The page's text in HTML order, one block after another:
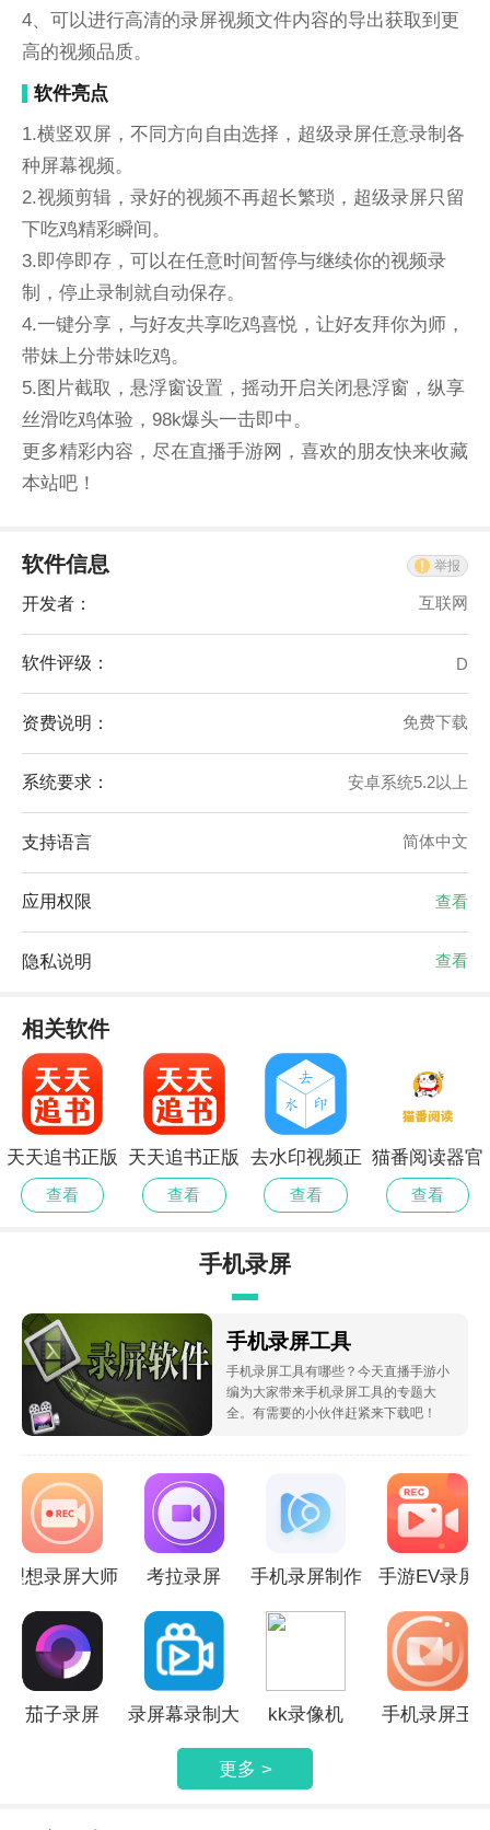
4、可以进行高清的录屏视频文件内容的导出获取到更
高的视频品质。
软件亮点
1.横竖双屏，不同方向自由选择，超级录屏任意录制各
种屏幕视频。
2.视频剪辑，录好的视频不再超长繁琐，超级录屏只留
下吃鸡精彩瞬间。
3.即停即存，可以在任意时间暂停与继续你的视频录
制，停止录制就自动保存。
4.一键分享，与好友共享吃鸡喜悦，让好友拜你为师，
带妹上分带妹吃鸡。
5.图片截取，悬浮窗设置，摇动开启关闭悬浮窗，纵享
丝滑吃鸡体验，98k爆头一击即中。
更多精彩内容，尽在直播手游网，喜欢的朋友快来收藏
本站吧！
软件信息 举报
开发者： 互联网
软件评级： D
资费说明： 免费下载
系统要求： 安卓系统5.2以上
支持语言 简体中文
应用权限 查看
隐私说明 查看
相关软件
天天追书正版
免费版安卓
查看
天天追书正版
官网正版
查看
去水印视频正
式版
查看
猫番阅读器官
网最新版
查看
手机录屏
工具
手机录屏工具
手机录屏工具有哪些？今天直播手游小
编为大家带来手机录屏工具的专题大
全。有需要的小伙伴赶紧来下载吧！
理想录屏大师 考拉录屏 手机录屏制作 手游EV录屏
茄子录屏
录屏幕录制大
kk录像机 手机录屏王
更多 >